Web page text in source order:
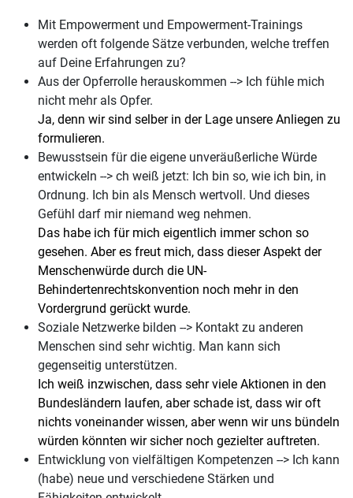
Mit Empowerment und Empowerment-Trainings
werden oft folgende Sätze verbunden, welche treffen
auf Deine Erfahrungen zu?
Aus der Opferrolle herauskommen --> Ich fühle mich
nicht mehr als Opfer.
Ja, denn wir sind selber in der Lage unsere Anliegen zu
formulieren.
Bewusstsein für die eigene unveräußerliche Würde
entwickeln --> ch weiß jetzt: Ich bin so, wie ich bin, in
Ordnung. Ich bin als Mensch wertvoll. Und dieses
Gefühl darf mir niemand weg nehmen.
Das habe ich für mich eigentlich immer schon so
gesehen. Aber es freut mich, dass dieser Aspekt der
Menschenwürde durch die UN-
Behindertenrechtskonvention noch mehr in den
Vordergrund gerückt wurde.
Soziale Netzwerke bilden --> Kontakt zu anderen
Menschen sind sehr wichtig. Man kann sich
gegenseitig unterstützen.
Ich weiß inzwischen, dass sehr viele Aktionen in den
Bundesländern laufen, aber schade ist, dass wir oft
nichts voneinander wissen, aber wenn wir uns bündeln
würden könnten wir sicher noch gezielter auftreten.
Entwicklung von vielfältigen Kompetenzen --> Ich kann
(habe) neue und verschiedene Stärken und